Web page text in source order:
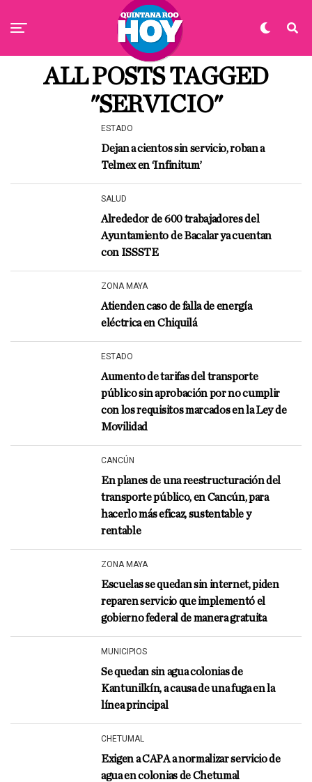
ALL POSTS TAGGED
"SERVICIO"
ESTADO
Dejan a cientos sin servicio, roban a
Telmex en ‘Infinitum’
SALUD
Alrededor de 600 trabajadores del
Ayuntamiento de Bacalar ya cuentan
con ISSSTE
ZONA MAYA
Atienden caso de falla de energía
eléctrica en Chiquilá
ESTADO
Aumento de tarifas del transporte
público sin aprobación por no cumplir
con los requisitos marcados en la Ley de
Movilidad
CANCÚN
En planes de una reestructuración del
transporte público, en Cancún, para
hacerlo más eficaz, sustentable y
rentable
ZONA MAYA
Escuelas se quedan sin internet, piden
reparen servicio que implementó el
gobierno federal de manera gratuita
MUNICIPIOS
Se quedan sin agua colonias de
Kantunilkín, a causa de una fuga en la
línea principal
CHETUMAL
Exigen a CAPA a normalizar servicio de
agua en colonias de Chetumal